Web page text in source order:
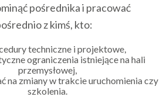
pośrednika i pracować
z kimś, kto:
techniczne i projektowe,
ograniczenia istniejące na hali
przemysłowej,
na zmiany w trakcie uruchomienia czy
szkolenia.